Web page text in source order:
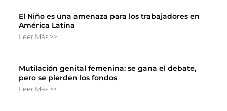
El Niño es una amenaza para los trabajadores en
América Latina
Leer Más >>
Mutilación genital femenina: se gana el debate,
pero se pierden los fondos
Leer Más >>